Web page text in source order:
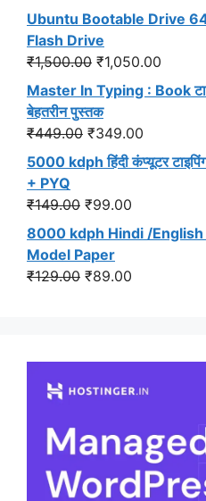
price
was:
₹549.00.
price
is:
₹499.00.
Ubuntu Bootable Drive
Flash Drive
₹1,500.00 Original
price
was:
₹1,500.00.
₹1,050.00
price
is:
Master In Typing : Book
बेहतरीन पुस्तक
₹449.00 Original
price
was:
₹449.00.
₹349.00
price
is:
5000 kdph हिंदी कंप्यूटर
+ PYQ
₹149.00 Original
price
was:
₹149.00.
₹99.00
price
is:
8000 kdph Hindi /English
Model Paper
₹129.00 Original
₹89.00